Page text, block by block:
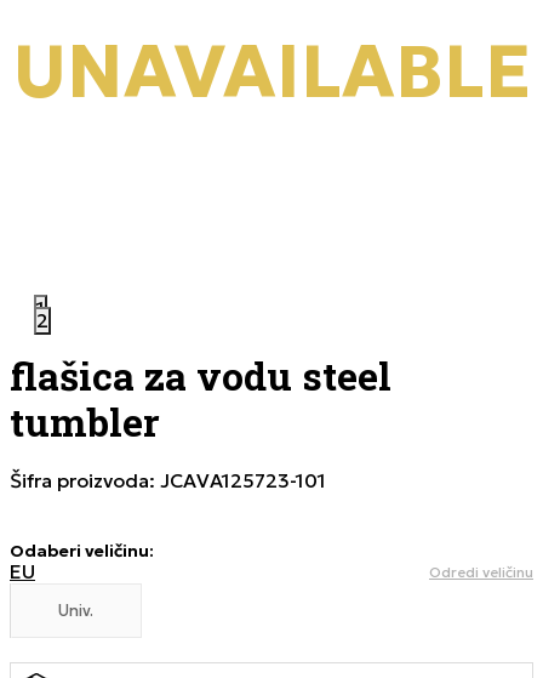
1
2
UNAVAILABLE
flašica za vodu steel
tumbler
Šifra proizvoda: JCAVA125723-101
Odaberi veličinu:
EU Odredi veličinu
Univ.